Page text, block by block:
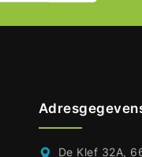
De Klef 32A,